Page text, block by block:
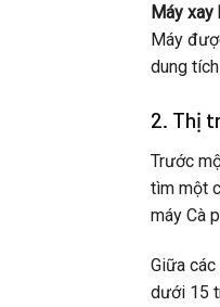
Máy xay
Máy
dung
2. Thị
Trước
tìm một
máy Cà
Giữa
dưới 15